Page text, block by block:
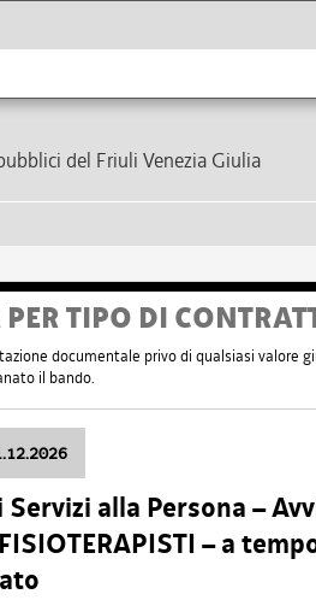
del Friuli Venezia Giulia
TIPO DI
documentale privo di qualsiasi valore
il bando.
alla Persona –
– a